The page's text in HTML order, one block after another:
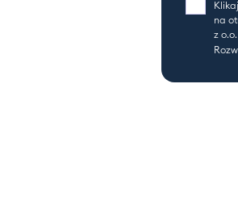
na
z o.o.